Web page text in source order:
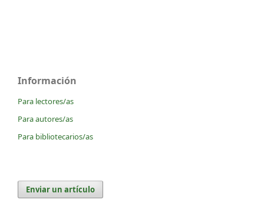
Información
Para lectores/as
Para autores/as
Para bibliotecarios/as
Enviar un artículo